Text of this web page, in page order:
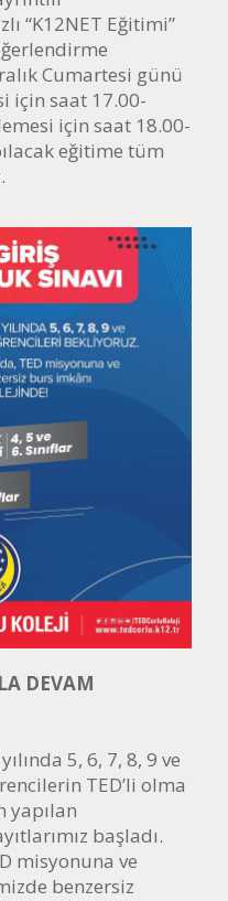
“K12NET Eğitimi”
Cumartesi günü
için saat 17.00-
için saat 18.00-
eğitime tüm
DEVAM
5, 6, 7, 8, 9 ve
TED’li olma
yapılan
başladı.
misyonuna ve
benzersiz